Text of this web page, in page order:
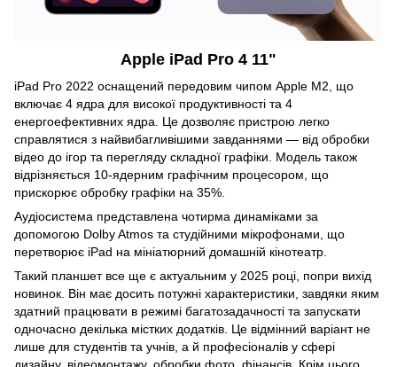
Apple iPad Pro 4 11"
iPad Pro 2022 оснащений передовим чипом Apple M2, що
включає 4 ядра для високої продуктивності та 4
енергоефективних ядра. Це дозволяє пристрою легко
справлятися з найвибагливішими завданнями — від обробки
відео до ігор та перегляду складної графіки. Модель також
відрізняється 10-ядерним графічним процесором, що
прискорює обробку графіки на 35%.
Аудіосистема представлена ​​чотирма динаміками за
допомогою Dolby Atmos та студійними мікрофонами, що
перетворює iPad на мініатюрний домашній кінотеатр.
Такий планшет все ще є актуальним у 2025 році, попри вихід
новинок. Він має досить потужні характеристики, завдяки яким
здатний працювати в режимі багатозадачності та запускати
одночасно декілька містких додатків. Це відмінний варіант не
лише для студентів та учнів, а й професіоналів у сфері
дизайну, відеомонтажу, обробки фото, фінансів. Крім цього,